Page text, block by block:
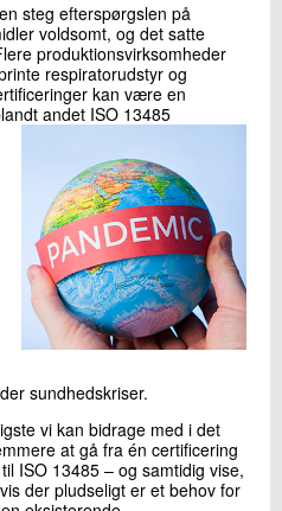
steg efterspørgslen på
voldsomt, og det satte
produktionsvirksomheder
respiratorudstyr og
kan være en
andet ISO 13485
sundhedskriser.
vi kan bidrage med i det
at gå fra én certificering
ISO 13485 – og samtidig vise,
der pludseligt er et behov for